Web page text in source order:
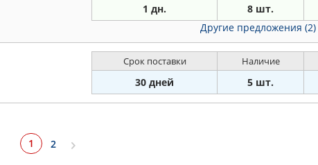
1 дн. 8 шт.
Другие предложения (2)
Срок поставки Наличие
30 дней 5 шт.
1
2